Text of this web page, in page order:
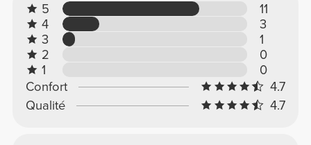
5
11
4
3
3
1
2
0
1
0
Confort
4.7
Qualité
4.7